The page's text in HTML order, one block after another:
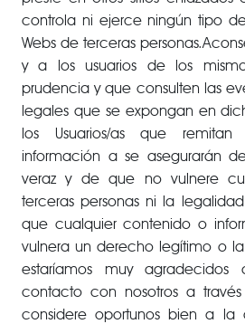
controla ni ejerce ningún tipo de
Webs de terceras
y a los usuarios de los
prudencia y que consulten las
legales que se expongan en
los Usuarios/as que
información a se asegurarán
veraz y de que no vulnere
terceras personas ni la
que cualquier contenido o
vulnera un derecho legítimo o
estaríamos muy
contacto con nosotros a
considere oportunos bien a la